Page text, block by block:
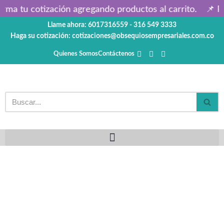
al
tu cotización agregando productos al carrito. 📌
Llame ahora: 6017316559 - 316 549 3333
Haga su cotización: cotizaciones@obsequiosempresariales.com.co
Quienes SomosContáctenos